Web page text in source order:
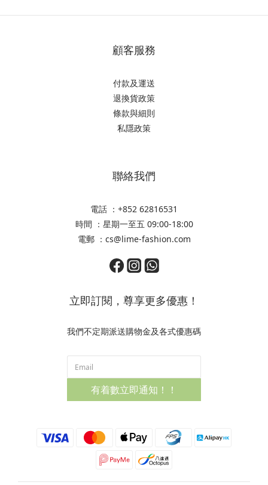
顧客服務
付款及運送
退換貨政策
條款與細則
私隱政策
聯絡我們
電話 ：+852 62816531
時間 ：星期一至五 09:00-18:00
電郵 ：cs@lime-fashion.com
立即訂閱，尊享更多優惠！
我們不定期派送購物金及各式優惠碼
有着數立即通知！！